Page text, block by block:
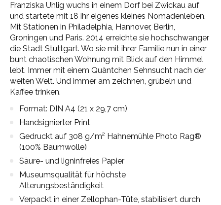
Franziska Uhlig wuchs in einem Dorf bei Zwickau auf
und startete mit 18 ihr eigenes kleines Nomadenleben.
Mit Stationen in Philadelphia, Hannover, Berlin,
Groningen und Paris. 2014 erreichte sie hochschwanger
die Stadt Stuttgart. Wo sie mit ihrer Familie nun in einer
bunt chaotischen Wohnung mit Blick auf den Himmel
lebt. Immer mit einem Quäntchen Sehnsucht nach der
weiten Welt. Und immer am zeichnen, grübeln und
Kaffee trinken.
Format: DIN A4 (21 x 29,7 cm)
Handsignierter Print
Gedruckt auf 308 g/m² Hahnemühle Photo Rag®
(100% Baumwolle)
Säure- und ligninfreies Papier
Museumsqualität für höchste
Alterungsbeständigkeit
Verpackt in einer Zellophan-Tüte, stabilisiert durch